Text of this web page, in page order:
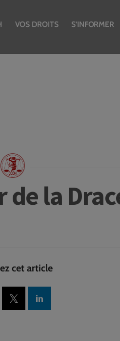
VOS DROITS S’INFORMER
la
cet article